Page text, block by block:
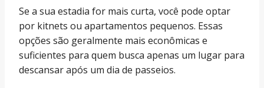
Se a sua estadia for mais curta, você pode optar
por kitnets ou apartamentos pequenos. Essas
opções são geralmente mais econômicas e
suficientes para quem busca apenas um lugar para
descansar após um dia de passeios.